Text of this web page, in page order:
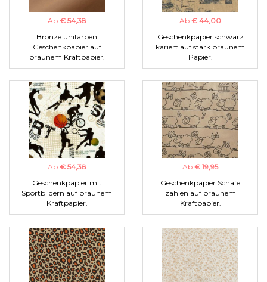
Ab € 54,38
Bronze unifarben
Geschenkpapier auf
braunem Kraftpapier.
Ab € 44,00
Geschenkpapier schwarz
kariert auf stark braunem
Papier.
Ab € 54,38
Geschenkpapier mit
Sportbildern auf braunem
Kraftpapier.
Ab € 19,95
Geschenkpapier Schafe
zählen auf braunem
Kraftpapier.